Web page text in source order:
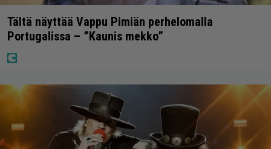
Tältä näyttää Vappu Pimiän perhelomalla
Portugalissa – ”Kaunis mekko”